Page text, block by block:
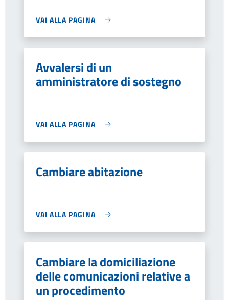
VAI ALLA PAGINA
Avvalersi di un
amministratore di sostegno
VAI ALLA PAGINA
Cambiare abitazione
VAI ALLA PAGINA
Cambiare la domiciliazione
delle comunicazioni relative a
un procedimento